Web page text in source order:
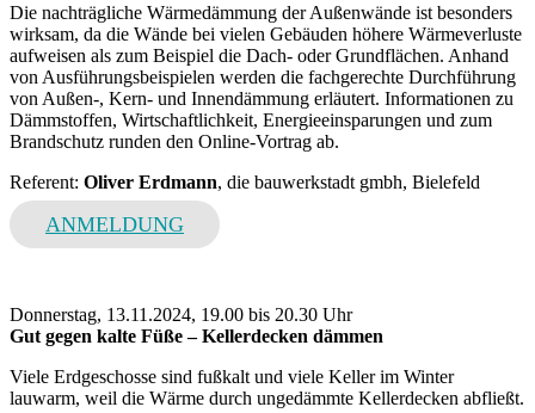
Die nachträgliche Wärmedämmung der Außenwände ist besonders
wirksam, da die Wände bei vielen Gebäuden höhere Wärmeverluste
aufweisen als zum Beispiel die Dach- oder Grundflächen. Anhand
von Ausführungsbeispielen werden die fachgerechte Durchführung
von Außen-, Kern- und Innendämmung erläutert. Informationen zu
Dämmstoffen, Wirtschaftlichkeit, Energieeinsparungen und zum
Brandschutz runden den Online-Vortrag ab.
Referent: Oliver Erdmann, die bauwerkstadt gmbh, Bielefeld
ANMELDUNG
Donnerstag, 13.11.2024, 19.00 bis 20.30 Uhr
Gut gegen kalte Füße – Kellerdecken dämmen
Viele Erdgeschosse sind fußkalt und viele Keller im Winter
lauwarm, weil die Wärme durch ungedämmte Kellerdecken abfließt.